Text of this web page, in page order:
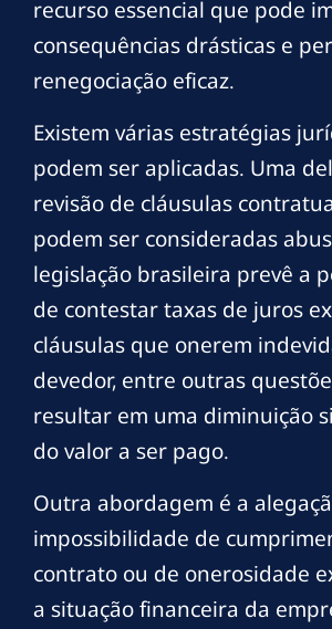
recurso essencial que pode
consequências drásticas e
renegociação eficaz.
Existem várias estratégias
podem ser aplicadas. Uma
revisão de cláusulas
podem ser consideradas
legislação brasileira prevê a
de contestar taxas de juros
cláusulas que onerem
devedor, entre outras
resultar em uma diminuição
do valor a ser pago.
Outra abordagem é a
impossibilidade de
contrato ou de onerosidade
a situação financeira da